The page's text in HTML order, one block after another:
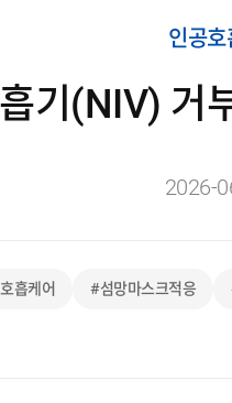
인공호
기(NIV) 거
2026-
흡케어 #섬망마스크적응